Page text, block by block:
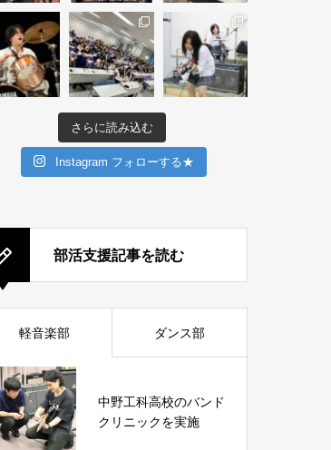
さらに読み込む
Instagram フォローする★
部活支援記事を読む
軽音楽部 ダンス部
中野工科高校のバンド
クリニックを実施